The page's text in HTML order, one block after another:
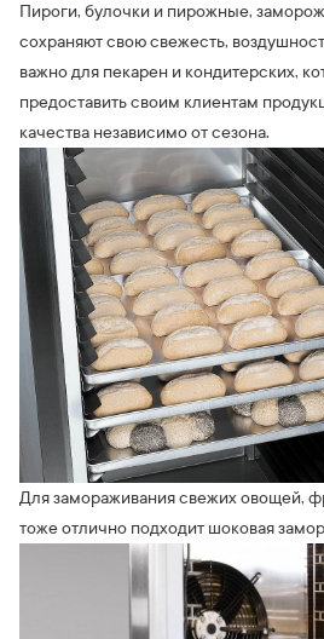
Пироги, булочки и пирожные,
сохраняют свою свежесть,
важно для пекарен и кондитерских,
предоставить своим клиентам
качества независимо от сезона.
Для замораживания свежих овощей,
тоже отлично подходит шоковая